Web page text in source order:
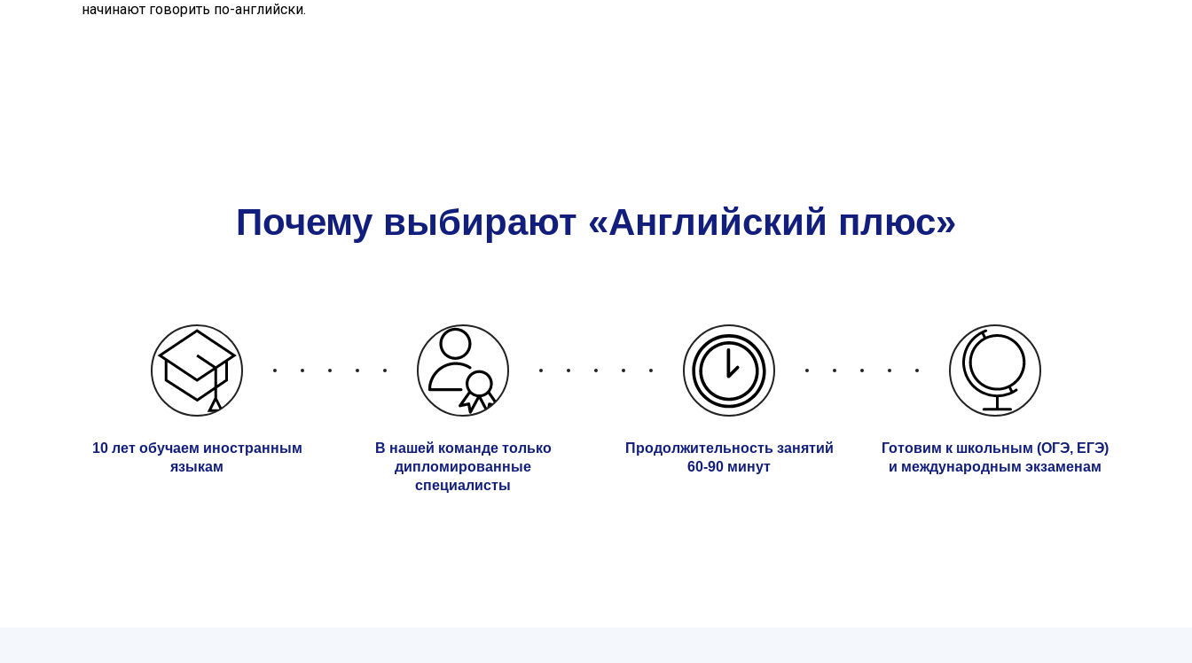
начинают говорить по-английски.
Почему выбирают «Английский плюс»
10 лет обучаем иностранным
языкам
В нашей команде только
дипломированные
специалисты
Продолжительность занятий
60-90 минут
Готовим к школьным (ОГЭ, ЕГЭ)
и международным экзаменам